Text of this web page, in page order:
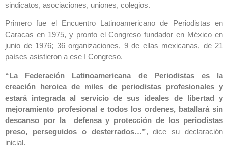
sindicatos, asociaciones, uniones, colegios.
Primero fue el Encuentro Latinoamericano de Periodistas en
Caracas en 1975, y pronto el Congreso fundador en México en
junio de 1976; 36 organizaciones, 9 de ellas mexicanas, de 21
países asistieron a ese I Congreso.
“La Federación Latinoamericana de Periodistas es la
creación heroica de miles de periodistas profesionales y
estará integrada al servicio de sus ideales de libertad y
mejoramiento profesional e todos los ordenes, batallará sin
descanso por la defensa y protección de los periodistas
preso, perseguidos o desterrados…”, dice su declaración
inicial.